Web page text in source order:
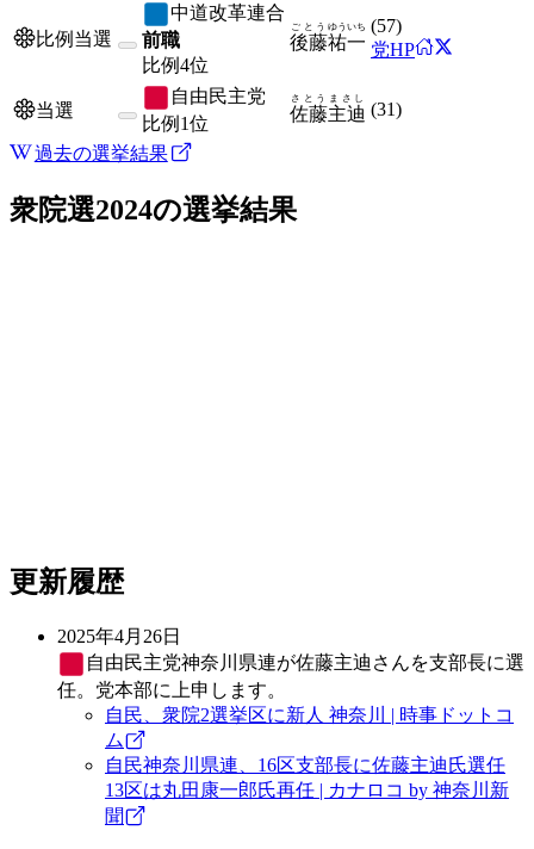
比例当選
中道改革連合
前職
比例4位
後藤
ごとう
祐一
ゆういち (57)
党HP
当選
自由民主党
比例 1位 佐藤
さとう
主迪
まさし
(31)
過去の選挙結果
衆院選2024の選挙結果
更新履歴
2025年4月26日
自由民主党神奈川県連が佐藤主迪さんを支部長に選
任。党本部に上申します。
自民、衆院2選挙区に新人 神奈川 | 時事ドットコ
ム
自民神奈川県連、16区支部長に佐藤主迪氏選任
13区は丸田康一郎氏再任 | カナロコ by 神奈川新
聞